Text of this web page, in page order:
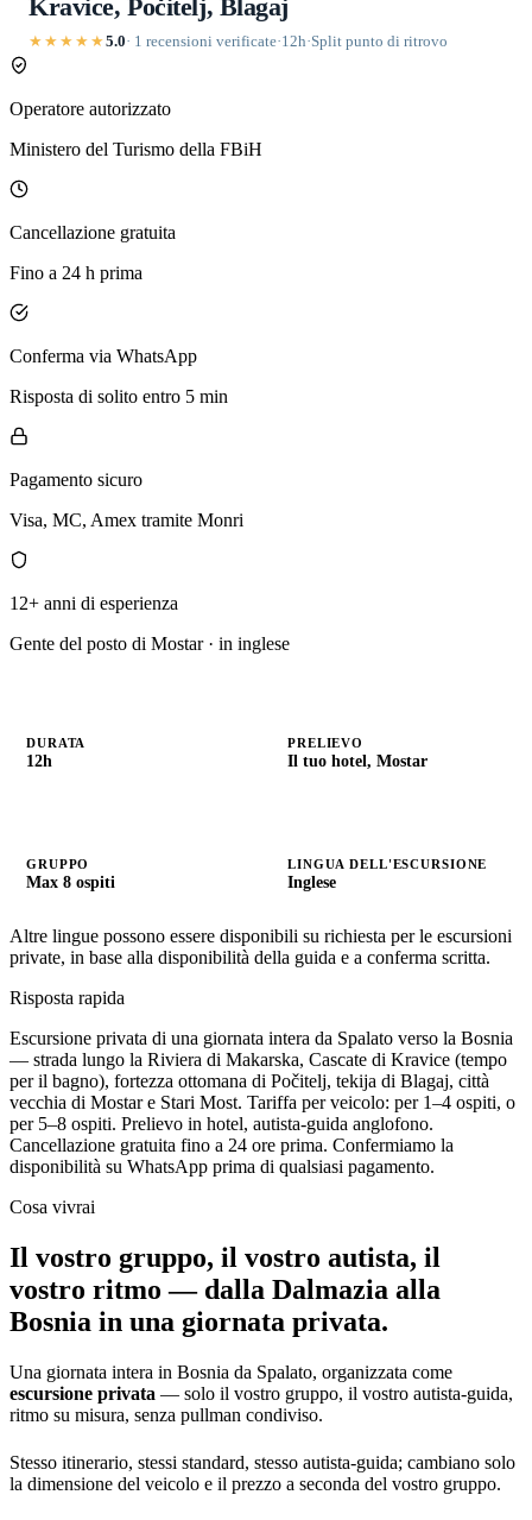
Kravice, Počitelj, Blagaj
★★★★★5.0· 1 recensioni verificate·12h·Split punto di ritrovo
Operatore autorizzato
Ministero del Turismo della FBiH
Cancellazione gratuita
Fino a 24 h prima
Conferma via WhatsApp
Risposta di solito entro 5 min
Pagamento sicuro
Visa, MC, Amex tramite Monri
12+ anni di esperienza
Gente del posto di Mostar · in inglese
DURATA
12h
PRELIEVO
Il tuo hotel, Mostar
GRUPPO
Max 8 ospiti
LINGUA DELL'ESCURSIONE
Inglese
Altre lingue possono essere disponibili su richiesta per le escursioni
private, in base alla disponibilità della guida e a conferma scritta.
Risposta rapida
Escursione privata di una giornata intera da Spalato verso la Bosnia
— strada lungo la Riviera di Makarska, Cascate di Kravice (tempo
per il bagno), fortezza ottomana di Počitelj, tekija di Blagaj, città
vecchia di Mostar e Stari Most. Tariffa per veicolo: per 1–4 ospiti, o
per 5–8 ospiti. Prelievo in hotel, autista-guida anglofono.
Cancellazione gratuita fino a 24 ore prima. Confermiamo la
disponibilità su WhatsApp prima di qualsiasi pagamento.
Cosa vivrai
Il vostro gruppo, il vostro autista, il
vostro ritmo — dalla Dalmazia alla
Bosnia in una giornata privata.
Una giornata intera in Bosnia da Spalato, organizzata come
escursione privata — solo il vostro gruppo, il vostro autista-guida,
ritmo su misura, senza pullman condiviso.
Stesso itinerario, stessi standard, stesso autista-guida; cambiano solo
la dimensione del veicolo e il prezzo a seconda del vostro gruppo.